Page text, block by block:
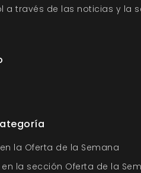
a través de las noticias y la
la Oferta de la Semana
la sección Oferta de la